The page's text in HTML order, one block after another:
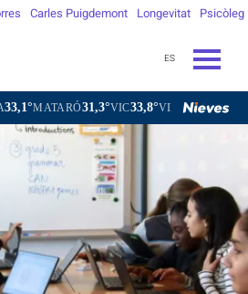
Carles Puigdemont Longevitat Psicòleg
ES
31,3°VIC33,8°VILAFRANCA DEL